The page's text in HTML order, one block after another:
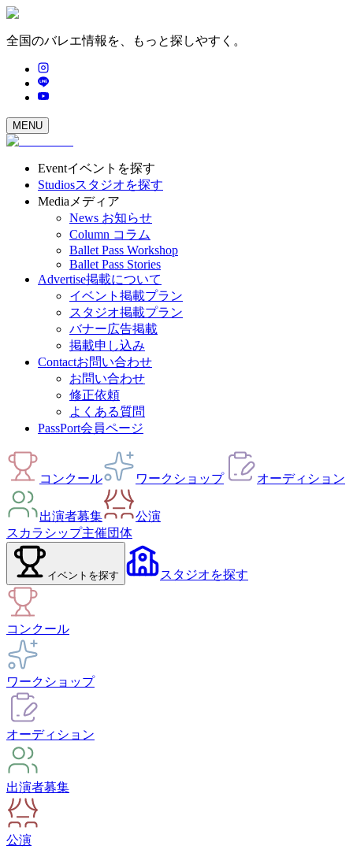
全国のバレエ情報を、もっと探しやすく。
MENU
Eventイベントを探す
Studiosスタジオを探す
Media メディア
News お知らせ
Column コラム
Ballet Pass Workshop
Ballet Pass Stories
Advertise掲載について
イベント掲載プラン
スタジオ掲載プラン
バナー広告掲載
掲載申し込み
Contactお問い合わせ
お問い合わせ
修正依頼
よくある質問
PassPort会員ページ
コンクール ワークショップ オーディション
出演者募集
公演
スカラシップ主催団体
イベント を探す スタジオを探す
コンクール
ワークショップ
オーディション
出演者募集
公演